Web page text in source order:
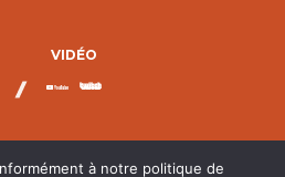
VIDÉO
à notre politique de